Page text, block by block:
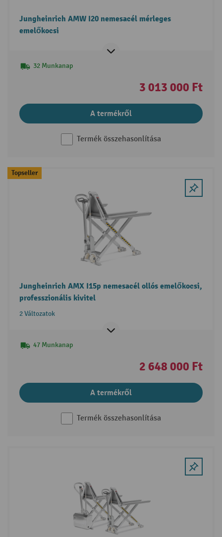
Jungheinrich AMW I20 nemesacél mérleges
emelőkocsi
32 Munkanap
3 013 000 Ft
A termékről
Termék összehasonlítása
Topseller
Jungheinrich AMX I15p nemesacél ollós emelőkocsi,
professzionális kivitel
2 Változatok
47 Munkanap
2 648 000 Ft
A termékről
Termék összehasonlítása